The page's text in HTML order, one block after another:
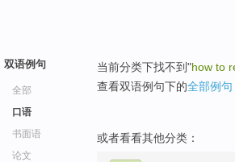
双语例句
全部
口语
书面语
论文
当前分类下找不到"how to
查看双语例句下的全部例句
或者看看其他分类：